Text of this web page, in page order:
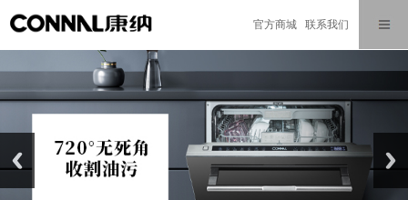
官方商城 联系我们